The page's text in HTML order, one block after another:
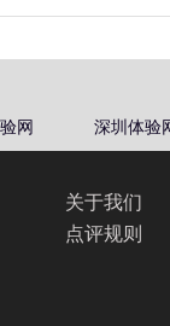
网 深圳体验
关于我们
点评规则